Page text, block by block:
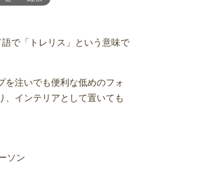
で「トレリス」という意味で
を注いでも便利な低めのフォ
、インテリアとして置いても
ソン